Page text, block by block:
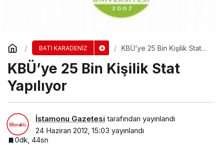
BATI KARADENİZ
KBÜ’ye 25 Bin Kişilik Stat
KBÜ’ye 25 Bin Kişilik Stat
Yapılıyor
İstamonu Gazetesi tarafından yayınlandı
24 Haziran 2012, 15:03 yayınlandı
0dk, 44sn